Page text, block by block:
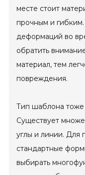
месте стоит
прочным и
деформаций во
обратить
материал, тем
повреждения.
Тип шаблона тоже
Существует
углы и линии. Для
стандартные
выбирать